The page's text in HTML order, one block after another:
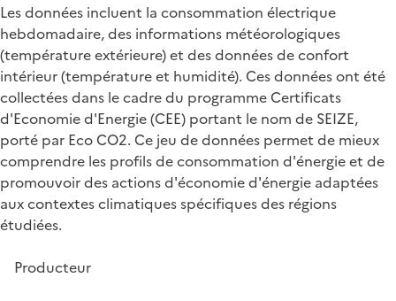
Les données incluent la consommation électrique
hebdomadaire, des informations météorologiques
(température extérieure) et des données de confort
intérieur (température et humidité). Ces données ont été
collectées dans le cadre du programme Certificats
d'Economie d'Energie (CEE) portant le nom de SEIZE,
porté par Eco CO2. Ce jeu de données permet de mieux
comprendre les profils de consommation d'énergie et de
promouvoir des actions d'économie d'énergie adaptées
aux contextes climatiques spécifiques des régions
étudiées.
Producteur